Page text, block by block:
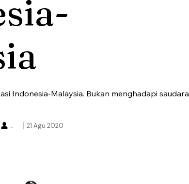
Indonesia-Malaysia. Bukan menghadapi saudara
21 Agu 2020
...